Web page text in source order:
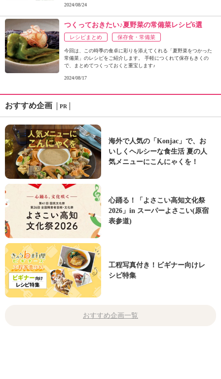
2024/08/24
つくっておきたい♪夏野菜の常備菜レシピ6選
レシピまとめ 保存食・常備菜
今回は、この時季の食卓に彩りを添えてくれる「夏野菜をつかった
常備菜」のレシピをご紹介します。 手軽につくれて保存もきくの
で、まとめてつくっておくと重宝します♪
2024/08/17
おすすめ企画 PR
海外で人気の「Konjac」で、お
いしくヘルシーな食生活 夏の人
気メニューにこんにゃくを！
心踊る！「よさこい高知文化祭
2026」in スーパーよさこい(原宿
表参道)
工程写真付き！ビギナー向けレ
シピ特集
おすすめ企画一覧